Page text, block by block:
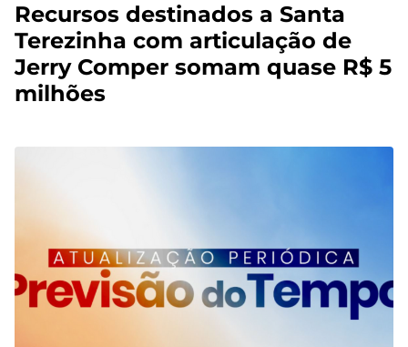
Recursos destinados a Santa
Terezinha com articulação de
Jerry Comper somam quase R$ 5
milhões